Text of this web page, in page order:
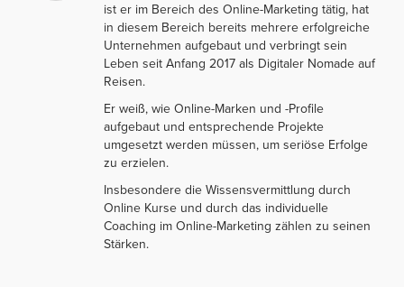
ist er im Bereich des Online-Marketing tätig, hat
in diesem Bereich bereits mehrere erfolgreiche
Unternehmen aufgebaut und verbringt sein
Leben seit Anfang 2017 als Digitaler Nomade auf
Reisen.
Er weiß, wie Online-Marken und -Profile
aufgebaut und entsprechende Projekte
umgesetzt werden müssen, um seriöse Erfolge
zu erzielen.
Insbesondere die Wissensvermittlung durch
Online Kurse und durch das individuelle
Coaching im Online-Marketing zählen zu seinen
Stärken.